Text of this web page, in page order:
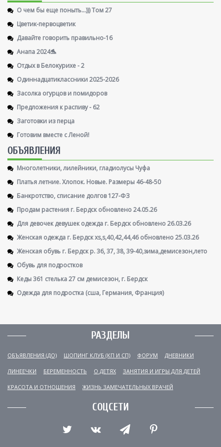
О чем бы еще поныть...))) Том 27
Цветик-первоцветик
Давайте говорить правильно-16
Анапа 2024🐬
Отдых в Белокурихе - 2
Одиннадцатиклассники 2025-2026
Засолка огурцов и помидоров
Предложения к распиву - 62
Заготовки из перца
Готовим вместе с Леной!
ОБЪЯВЛЕНИЯ
Многолетники, лилейники, гладиолусы Чуфа
Платья летние. Хлопок. Новые. Размеры 46-48-50
Банкротство, списание долгов 127-ФЗ
Продам растения г. Бердск обновлено 24.05.26
Для девочек девушек одежда г. Бердск обновлено 26.03.26
Женская одежда г. Бердск xs,s,40,42,44,46 обновлено 25.03.26
Женская обувь г. Бердск р. 36, 37, 38, 39-40,зима,демисезон,лето
Обувь для подростков
Кеды 361 стелька 27 см демисезон, г. Бердск
Одежда для подростка (сша, Германия, Франция)
РАЗДЕЛЫ
ОБЪЯВЛЕНИЯ (ДО) ШОПИНГ КЛУБ (КП И СП) ФОРУМ ДНЕВНИКИ
ЛИНЕЕЧКИ БЕРЕМЕННОСТЬ О ДЕТЯХ ЗАНЯТИЯ И ИГРЫ ДЛЯ ДЕТЕЙ
КРАСОТА И ОТНОШЕНИЯ ЖИЗНЬ ЗАМЕЧАТЕЛЬНЫХ ВРАЧЕЙ
СОЦСЕТИ